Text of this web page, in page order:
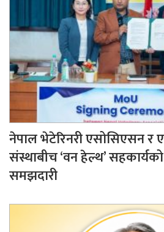
नेपाल भेटेरिनरी एसोसिएसन र
संस्थाबीच ‘वन हेल्थ’
समझदारी